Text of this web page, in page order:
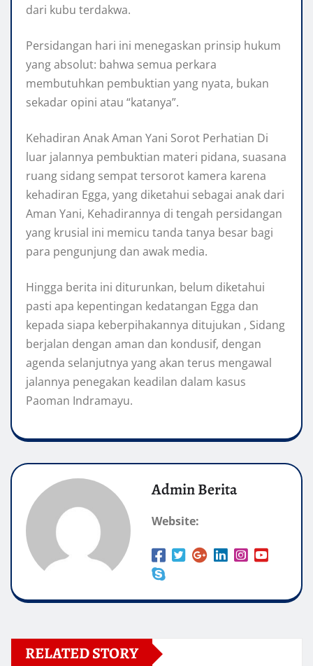
dari kubu terdakwa.
Persidangan hari ini menegaskan prinsip hukum
yang absolut: bahwa semua perkara
membutuhkan pembuktian yang nyata, bukan
sekadar opini atau “katanya”.
Kehadiran Anak Aman Yani Sorot Perhatian Di
luar jalannya pembuktian materi pidana, suasana
ruang sidang sempat tersorot kamera karena
kehadiran Egga, yang diketahui sebagai anak dari
Aman Yani, Kehadirannya di tengah persidangan
yang krusial ini memicu tanda tanya besar bagi
para pengunjung dan awak media.
Hingga berita ini diturunkan, belum diketahui
pasti apa kepentingan kedatangan Egga dan
kepada siapa keberpihakannya ditujukan , Sidang
berjalan dengan aman dan kondusif, dengan
agenda selanjutnya yang akan terus mengawal
jalannya penegakan keadilan dalam kasus
Paoman Indramayu.
Admin Berita
Website:
RELATED STORY